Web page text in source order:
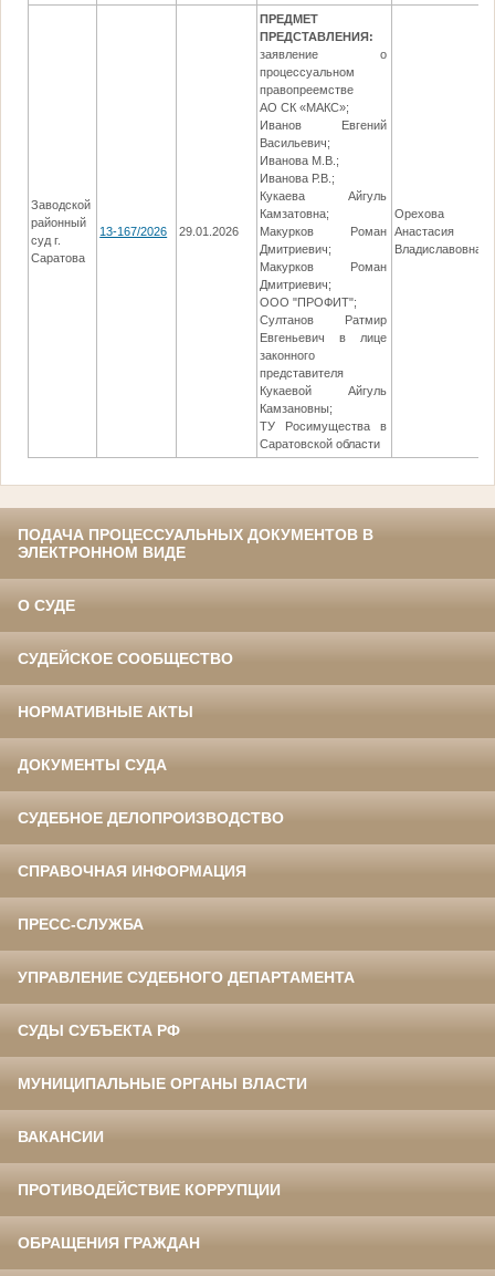
Заводской
районный
суд г.
Саратова
13-167/2026 29.01.2026
ПРЕДМЕТ
ПРЕДСТАВЛЕНИЯ:
заявление о
процессуальном
правопреемстве
АО СК «МАКС»;
Иванов Евгений
Васильевич;
Иванова М.В.;
Иванова Р.В.;
Кукаева Айгуль
Камзатовна;
Макурков Роман
Дмитриевич;
Макурков Роман
Дмитриевич;
ООО "ПРОФИТ";
Султанов Ратмир
Евгеньевич в лице
законного
представителя
Кукаевой Айгуль
Камзановны;
ТУ Росимущества в
Саратовской области
Орехова
Анастасия
Владиславовна
ПОДАЧА ПРОЦЕССУАЛЬНЫХ ДОКУМЕНТОВ В
ЭЛЕКТРОННОМ ВИДЕ
О СУДЕ
СУДЕЙСКОЕ СООБЩЕСТВО
НОРМАТИВНЫЕ АКТЫ
ДОКУМЕНТЫ СУДА
СУДЕБНОЕ ДЕЛОПРОИЗВОДСТВО
СПРАВОЧНАЯ ИНФОРМАЦИЯ
ПРЕСС-СЛУЖБА
УПРАВЛЕНИЕ СУДЕБНОГО ДЕПАРТАМЕНТА
СУДЫ СУБЪЕКТА РФ
МУНИЦИПАЛЬНЫЕ ОРГАНЫ ВЛАСТИ
ВАКАНСИИ
ПРОТИВОДЕЙСТВИЕ КОРРУПЦИИ
ОБРАЩЕНИЯ ГРАЖДАН